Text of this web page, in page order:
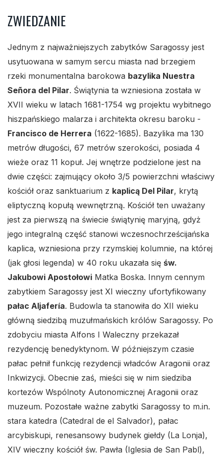
ZWIEDZANIE
Jednym z najważniejszych zabytków Saragossy jest
usytuowana w samym sercu miasta nad brzegiem
rzeki monumentalna barokowa bazylika Nuestra
Señora del Pilar. Świątynia ta wzniesiona została w
XVII wieku w latach 1681-1754 wg projektu wybitnego
hiszpańskiego malarza i architekta okresu baroku -
Francisco de Herrera (1622-1685). Bazylika ma 130
metrów długości, 67 metrów szerokości, posiada 4
wieże oraz 11 kopuł. Jej wnętrze podzielone jest na
dwie części: zajmujący około 3/5 powierzchni właściwy
kościół oraz sanktuarium z kaplicą Del Pilar, krytą
eliptyczną kopułą wewnętrzną. Kościół ten uważany
jest za pierwszą na świecie świątynię maryjną, gdyż
jego integralną część stanowi wczesnochrześcijańska
kaplica, wzniesiona przy rzymskiej kolumnie, na której
(jak głosi legenda) w 40 roku ukazała się św.
Jakubowi Apostołowi Matka Boska. Innym cennym
zabytkiem Saragossy jest XI wieczny ufortyfikowany
pałac Aljafería. Budowla ta stanowiła do XII wieku
główną siedzibą muzułmańskich królów Saragossy. Po
zdobyciu miasta Alfons I Waleczny przekazał
rezydencję benedyktynom. W późniejszym czasie
pałac pełnił funkcję rezydencji władców Aragonii oraz
Inkwizycji. Obecnie zaś, mieści się w nim siedziba
kortezów Wspólnoty Autonomicznej Aragonii oraz
muzeum. Pozostałe ważne zabytki Saragossy to m.in.
stara katedra (Catedral de el Salvador), pałac
arcybiskupi, renesansowy budynek giełdy (La Lonja),
XIV wieczny kościół św. Pawła (Iglesia de San Pabl),